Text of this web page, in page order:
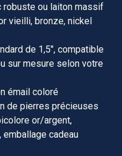
robuste ou laiton massif
vieilli, bronze, nickel
de 1,5″, compatible
sur mesure selon votre
émail coloré
de pierres précieuses
or/argent,
cadeau